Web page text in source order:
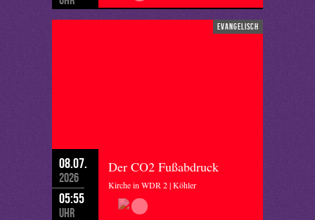
evangelisch
08.07.
2026
05:55
Uhr
Der CO2 Fußabdruck
Kirche in WDR 2 | Köhler